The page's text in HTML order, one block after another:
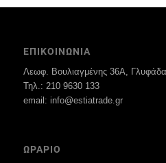
ΕΠΙΚΟΙΝΩΝΙΑ
Λεωφ. Βουλιαγμένης 36Α, Γλυφάδα
Τηλ.: 210 9630 133
email: info@estiatrade.gr
ΩΡΑΡΙΟ